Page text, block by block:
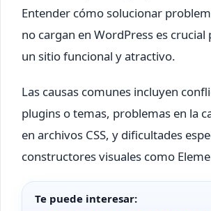
Entender cómo solucionar
no cargan en WordPress es
un sitio funcional y atractivo.
Las causas comunes incluyen
plugins o temas, problemas en la
en archivos CSS, y dificultades
constructores visuales como
Te puede interesar: